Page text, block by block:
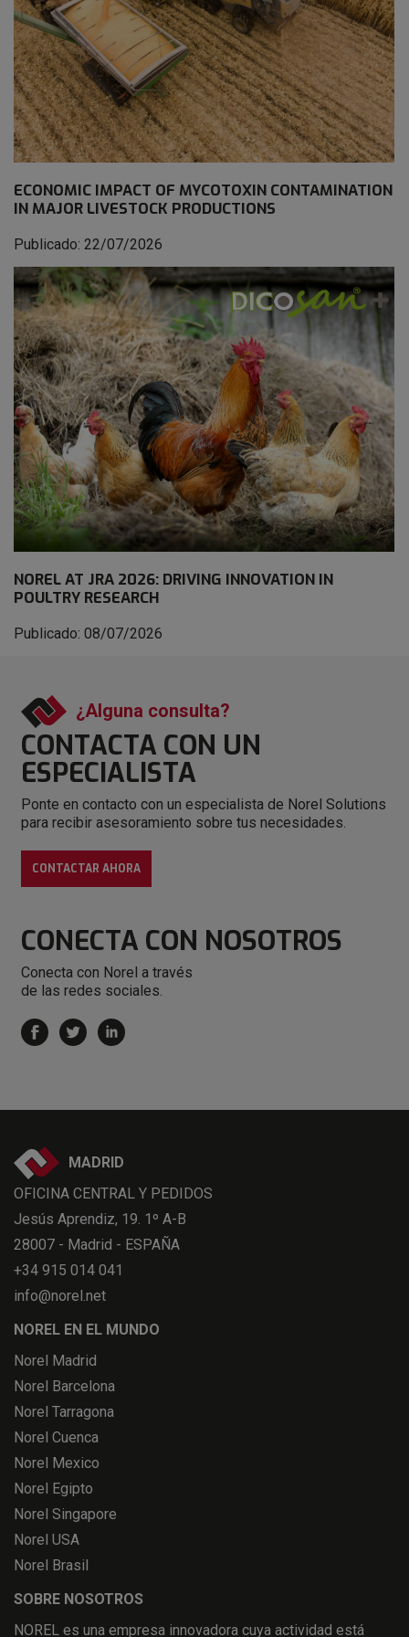
ECONOMIC IMPACT OF MYCOTOXIN CONTAMINATION
IN MAJOR LIVESTOCK PRODUCTIONS
Publicado: 22/07/2026
NOREL AT JRA 2026: DRIVING INNOVATION IN
POULTRY RESEARCH
Publicado: 08/07/2026
¿Alguna consulta?
CONTACTA CON UN
ESPECIALISTA
Ponte en contacto con un especialista de Norel Solutions
para recibir asesoramiento sobre tus necesidades.
CONTACTAR AHORA
CONECTA CON NOSOTROS
Conecta con Norel a través
de las redes sociales.
MADRID
OFICINA CENTRAL Y PEDIDOS
Jesús Aprendiz, 19. 1º A-B
28007 - Madrid - ESPAÑA
+34 915 014 041
info@norel.net
NOREL EN EL MUNDO
Norel Madrid
Norel Barcelona
Norel Tarragona
Norel Cuenca
Norel Mexico
Norel Egipto
Norel Singapore
Norel USA
Norel Brasil
SOBRE NOSOTROS
NOREL es una empresa innovadora cuya actividad está